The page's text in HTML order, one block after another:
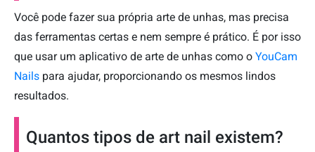
Você pode fazer sua própria arte de unhas, mas precisa
das ferramentas certas e nem sempre é prático. É por isso
que usar um aplicativo de arte de unhas como o YouCam
Nails para ajudar, proporcionando os mesmos lindos
resultados.
Quantos tipos de art nail existem?